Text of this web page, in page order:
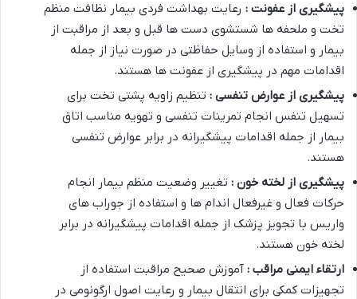
پیشگیری از عفونت : رعایت بهداشت فردی بیمار نظافت منظم
تخت و ملحفه ها شستشوی دست ها قبل و بعد از مراقبت از
بیمار و استفاده از وسایل حفاظتی در صورت نیاز از جمله
اقدامات مهم در پیشگیری از عفونت ها هستند.
پیشگیری از عوارض تنفسی : تنظیم زاویه پشتی تخت برای
تسهیل تنفس انجام تمرینات تنفسی و تهویه مناسب اتاق
بیمار از جمله اقدامات پیشگیرانه در برابر عوارض تنفسی
هستند.
پیشگیری از لخته خون : تغییر وضعیت منظم بیمار انجام
حرکات فعال و غیرفعال اندام ها و استفاده از جوراب های
واریس با تجویز پزشک از جمله اقدامات پیشگیرانه در برابر
لخته خون هستند.
ارتقاء ایمنی مراقب : آموزش صحیح مراقبت استفاده از
تجهیزات کمکی برای انتقال بیمار و رعایت اصول ارگونومی در